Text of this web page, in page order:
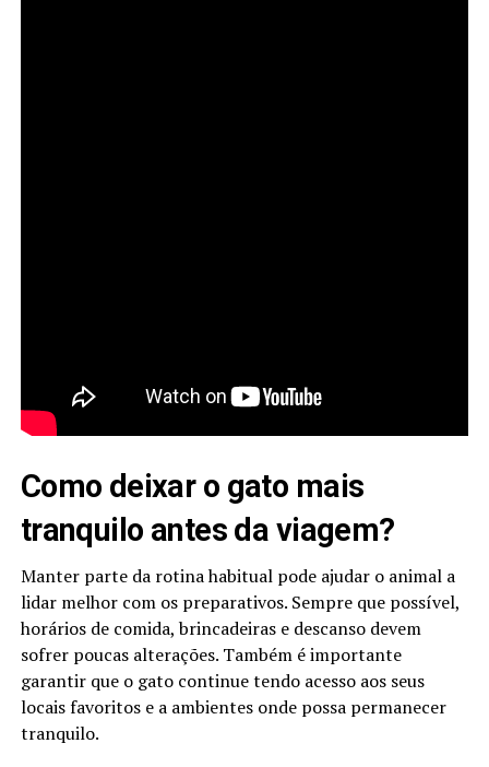
Como deixar o gato mais
tranquilo antes da viagem?
Manter parte da rotina habitual pode ajudar o animal a
lidar melhor com os preparativos. Sempre que possível,
horários de comida, brincadeiras e descanso devem
sofrer poucas alterações. Também é importante
garantir que o gato continue tendo acesso aos seus
locais favoritos e a ambientes onde possa permanecer
tranquilo.